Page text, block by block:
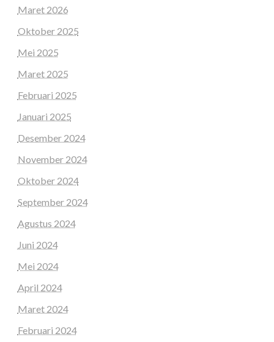
Maret 2026
Oktober 2025
Mei 2025
Maret 2025
Februari 2025
Januari 2025
Desember 2024
November 2024
Oktober 2024
September 2024
Agustus 2024
Juni 2024
Mei 2024
April 2024
Maret 2024
Februari 2024